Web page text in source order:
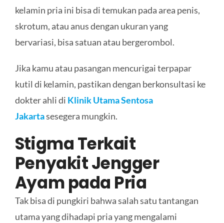
kelamin pria ini bisa di temukan pada area penis,
skrotum, atau anus dengan ukuran yang
bervariasi, bisa satuan atau bergerombol.
Jika kamu atau pasangan mencurigai terpapar
kutil di kelamin, pastikan dengan berkonsultasi ke
dokter ahli di Klinik Utama Sentosa
Jakartasesegera mungkin.
Stigma Terkait
Penyakit Jengger
Ayam pada Pria
Tak bisa di pungkiri bahwa salah satu tantangan
utama yang dihadapi pria yang mengalami